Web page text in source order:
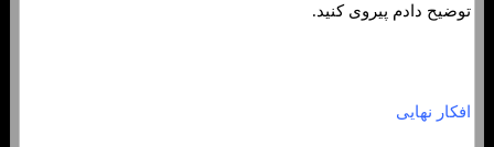
توضیح دادم پیروی کنید.
افکار نهایی